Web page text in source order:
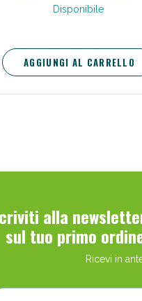
Disponibile
AGGIUNGI AL CARRELLO
alla
sul tuo primo
Ricevi in